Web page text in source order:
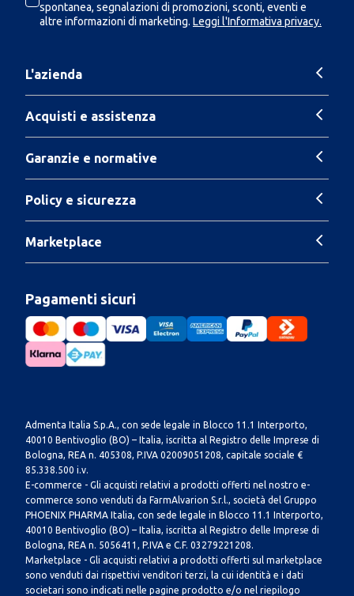
spontanea, segnalazioni di promozioni, sconti, eventi e
altre informazioni di marketing. Leggi l'Informativa privacy.
L'azienda
Acquisti e assistenza
Garanzie e normative
Policy e sicurezza
Marketplace
Pagamenti sicuri
Admenta Italia S.p.A., con sede legale in Blocco 11.1 Interporto,
40010 Bentivoglio (BO) – Italia, iscritta al Registro delle Imprese di
Bologna, REA n. 405308, P.IVA 02009051208, capitale sociale €
85.338.500 i.v.
E-commerce - Gli acquisti relativi a prodotti offerti nel nostro e-
commerce sono venduti da FarmAlvarion S.r.l., società del Gruppo
PHOENIX PHARMA Italia, con sede legale in Blocco 11.1 Interporto,
40010 Bentivoglio (BO) – Italia, iscritta al Registro delle Imprese di
Bologna, REA n. 5056411, P.IVA e C.F. 03279221208.
Marketplace - Gli acquisti relativi a prodotti offerti sul marketplace
sono venduti dai rispettivi venditori terzi, la cui identità e i dati
societari sono indicati nelle pagine prodotto e/o nel riepilogo